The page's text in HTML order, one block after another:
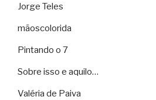
Jorge Teles
mãoscolorida
Pintando o 7
Sobre isso e aquilo…
Valéria de Paiva